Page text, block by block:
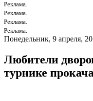
Реклама.
Реклама.
Реклама.
Реклама.
Понедельник, 9 апреля,
Любители
турнике